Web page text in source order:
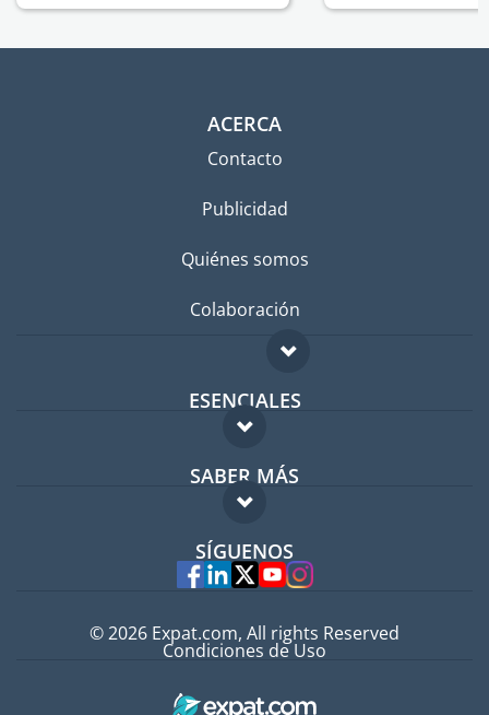
ACERCA
Contacto
Publicidad
Quiénes somos
Colaboración
ESENCIALES
Foro para expatriados
Guía para expatriados
Trabajos en el extranjero
SABER MÁS
FAQ
Expertos
SÍGUENOS
© 2026 Expat.com, All rights Reserved
Condiciones de Uso